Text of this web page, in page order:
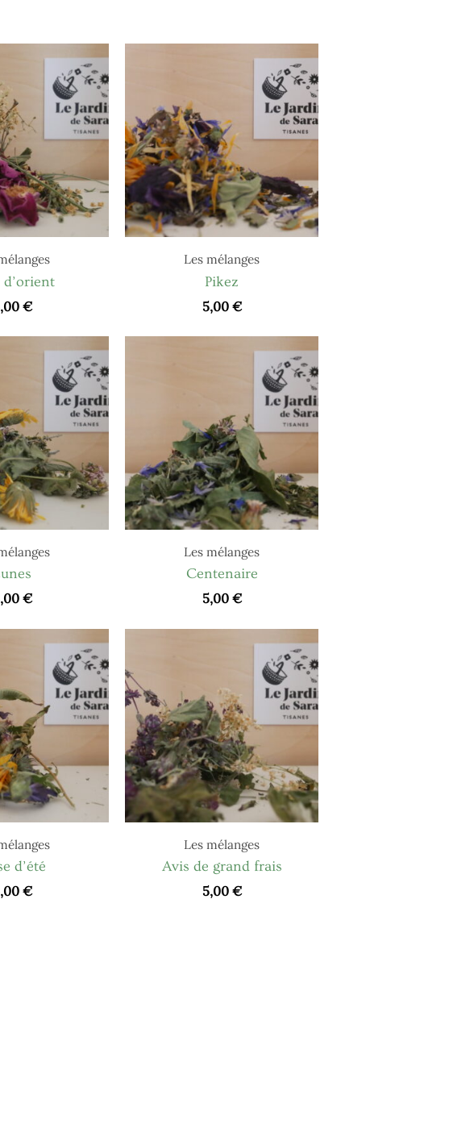
€
Les mélanges
Pikez
5,00 €
€
Les mélanges
Centenaire
5,00 €
d’été
€
Les mélanges
Avis de grand frais
5,00 €